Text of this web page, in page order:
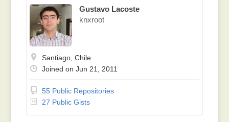
Gustavo Lacoste
knxroot
Santiago, Chile
Joined on Jun 21, 2011
55 Public Repositories
27 Public Gists